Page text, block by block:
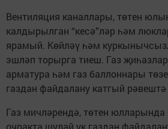
Вентиляция каналлары, төтен
калдырылган “кесә”ләр һәм
ярамый. Көйләү һәм
эшләп торырга тиеш. Газ
арматура һәм газ баллоннары
газдан файдалану катгый
Газ мичләрендә, төтен юлларында